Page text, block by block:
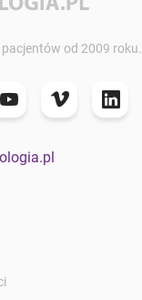
od 2009 roku.